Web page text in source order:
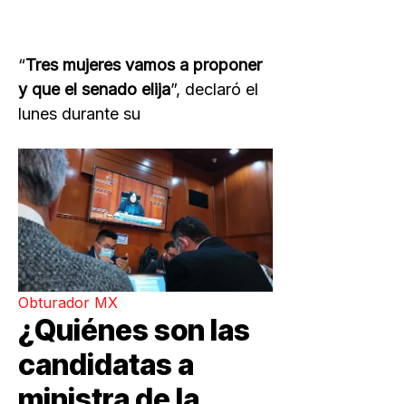
“Tres mujeres vamos a proponer
y que el senado elija”, declaró el
lunes durante su
Obturador MX
¿Quiénes son las
candidatas a